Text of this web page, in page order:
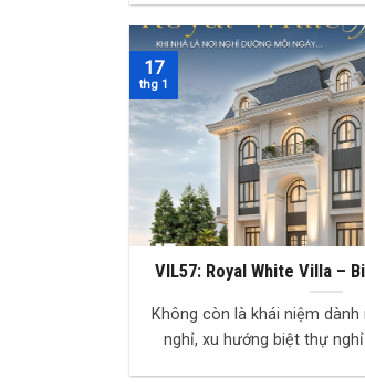
VIL57: Royal White Villa –
“resort tại gia” cho gia chủ
tế
Không còn là khái niệm
nghỉ, xu hướng biệt thự nghỉ dưỡng
17
thg 1